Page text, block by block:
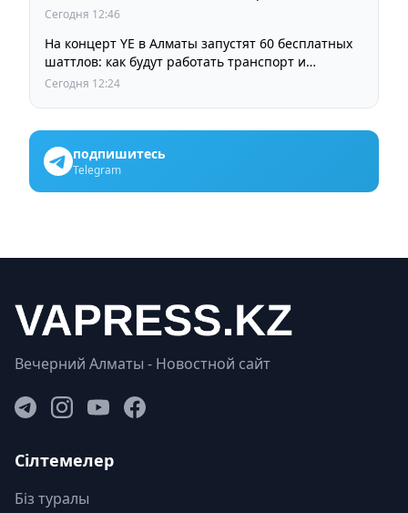
Сегодня 12:46
На концерт YE в Алматы запустят 60 бесплатных
шаттлов: как будут работать транспорт и
перекрытия
Сегодня 12:24
подпишитесь
Telegram
Вечерний Алматы - Новостной сайт
Сілтемелер
Біз туралы